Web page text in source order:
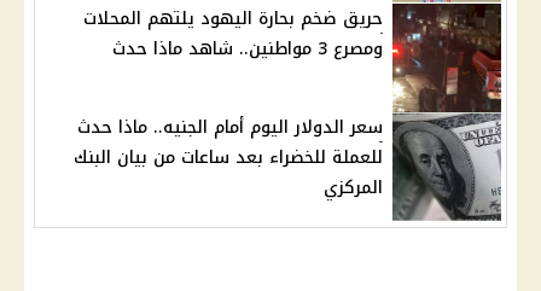
حريق ضخم بحارة اليهود يلتهم المحلات
ومصرع 3 مواطنين.. شاهد ماذا حدث
سعر الدولار اليوم أمام الجنيه.. ماذا حدث
للعملة للخضراء بعد ساعات من بيان البنك
المركزي